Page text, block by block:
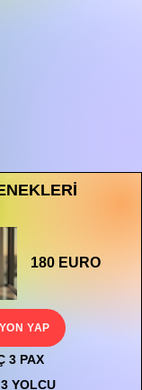
180 EURO
YAP
3 PAX
YOLCU